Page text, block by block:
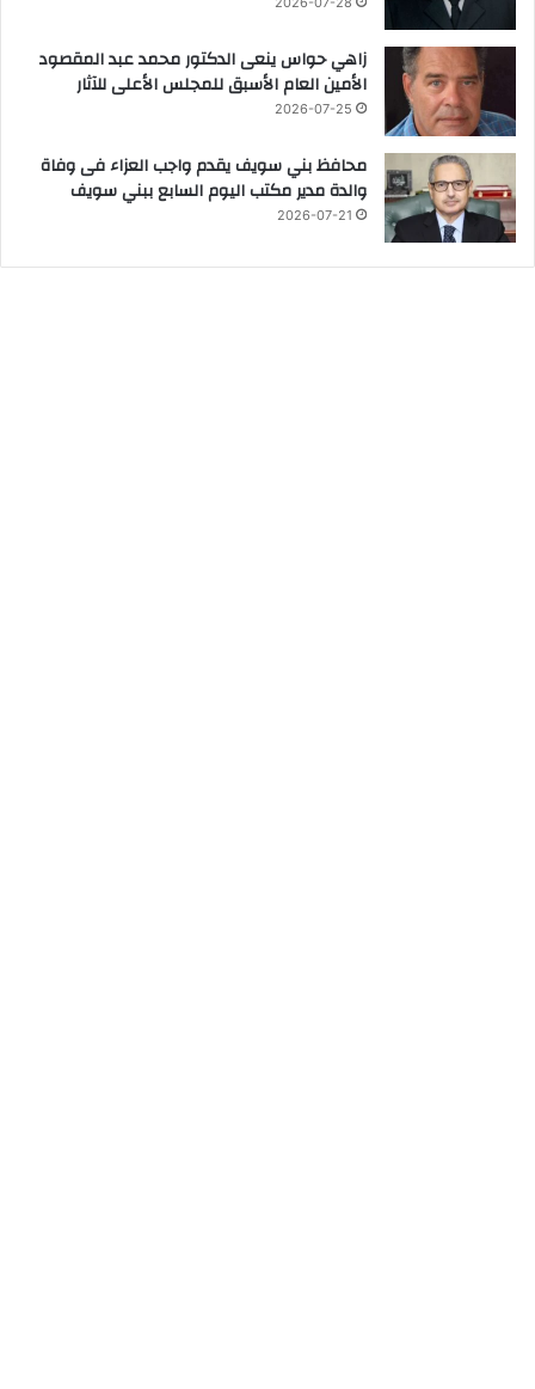
زاهي حواس ينعى الدكتور محمد عبد المقصود
الأمين العام الأسبق للمجلس الأعلى للآثار
2026-07-25
محافظ بني سويف يقدم واجب العزاء فى وفاة
والدة مدير مكتب اليوم السابع ببني سويف
2026-07-21